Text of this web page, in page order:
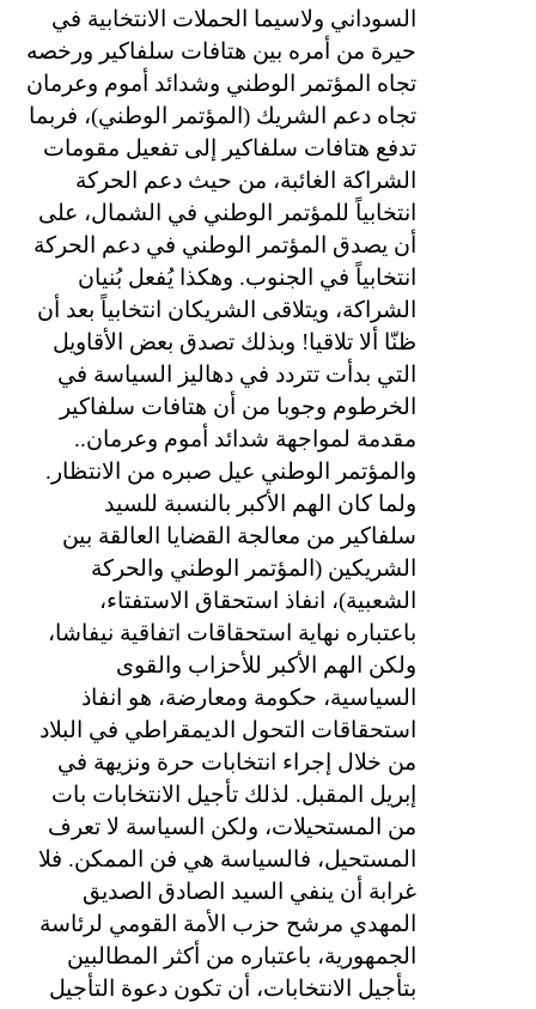
السوداني ولاسيما الحملات الانتخابية في
حيرة من أمره بين هتافات سلفاكير ورخصه
تجاه المؤتمر الوطني وشدائد أموم وعرمان
تجاه دعم الشريك (المؤتمر الوطني)، فربما
تدفع هتافات سلفاكير إلى تفعيل مقومات
الشراكة الغائبة، من حيث دعم الحركة
انتخابياً للمؤتمر الوطني في الشمال، على
أن يصدق المؤتمر الوطني في دعم الحركة
انتخابياً في الجنوب. وهكذا يُفعل بُنيان
الشراكة، ويتلاقى الشريكان انتخابياً بعد أن
ظنّا ألا تلاقيا! وبذلك تصدق بعض الأقاويل
التي بدأت تتردد في دهاليز السياسة في
الخرطوم وجوبا من أن هتافات سلفاكير
مقدمة لمواجهة شدائد أموم وعرمان..
والمؤتمر الوطني عيل صبره من الانتظار.
ولما كان الهم الأكبر بالنسبة للسيد
سلفاكير من معالجة القضايا العالقة بين
الشريكين (المؤتمر الوطني والحركة
الشعبية)، انفاذ استحقاق الاستفتاء،
باعتباره نهاية استحقاقات اتفاقية نيفاشا،
ولكن الهم الأكبر للأحزاب والقوى
السياسية، حكومة ومعارضة، هو انفاذ
استحقاقات التحول الديمقراطي في البلاد
من خلال إجراء انتخابات حرة ونزيهة في
إبريل المقبل. لذلك تأجيل الانتخابات بات
من المستحيلات، ولكن السياسة لا تعرف
المستحيل، فالسياسة هي فن الممكن. فلا
غرابة أن ينفي السيد الصادق الصديق
المهدي مرشح حزب الأمة القومي لرئاسة
الجمهورية، باعتباره من أكثر المطالبين
بتأجيل الانتخابات، أن تكون دعوة التأجيل